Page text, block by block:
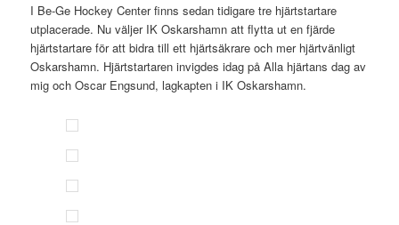
I Be-Ge Hockey Center finns sedan tidigare tre hjärtstartare
utplacerade. Nu väljer IK Oskarshamn att flytta ut en fjärde
hjärtstartare för att bidra till ett hjärtsäkrare och mer hjärtvänligt
Oskarshamn. Hjärtstartaren invigdes idag på Alla hjärtans dag av
mig och Oscar Engsund, lagkapten i IK Oskarshamn.